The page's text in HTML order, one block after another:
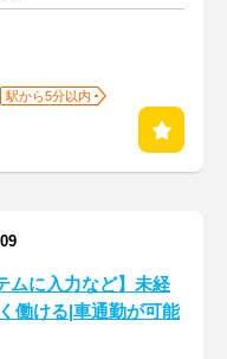
駅から5分以内
ムに入力など】未経
働ける|車通勤が可能